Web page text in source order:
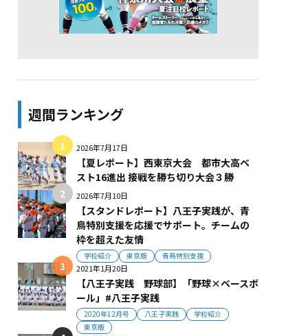
週間ランキング
2026年7月17日
【夏レポート】西東京大会 都市大高ベ
スト16進出 接戦を勝ち切り大会３勝
2026年7月10日
【スタンドレポート】八王子実践が、青
鳥特別支援を応援でサポート。チームの
枠を超えた友情
学校紹介 東京版 青鳥特別支援
2021年1月20日
【八王子実践 野球部】「野球×ベースボ
ール」#八王子実践
2020年12月号 八王子実践
学校紹介
東京版